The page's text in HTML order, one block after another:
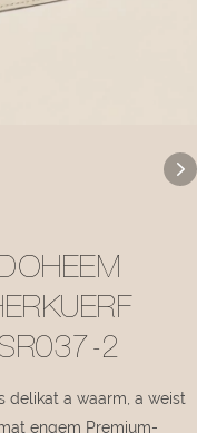
2
delikat a waarm, a weist
engem Premium-